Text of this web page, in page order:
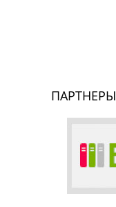
ПАРТНЕРЫ